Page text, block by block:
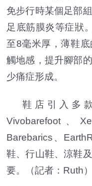
免步行時某個足部
足底筋膜炎等症狀
至8毫米厚，薄鞋
觸地感，提升腳部
少痛症形成。
鞋店引入多款
Vivobarefoot、
Barebarics、
鞋、行山鞋、涼鞋
要。（記者：Ruth）